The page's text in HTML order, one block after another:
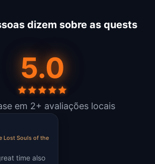
dizem sobre as quests
5.0
em 2+ avaliações locais
Lost Souls of the
time also